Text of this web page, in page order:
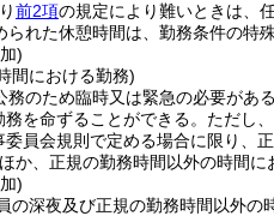
前2項の規定により難いときは、
られた休憩時間は、勤務条件の特
)
間における勤務)
務のため臨時又は緊急の必要がある
を命ずることができる。 ただし
員会規則で定める場合に限り、
か、正規の勤務時間以外の時間
)
の深夜及び正規の勤務時間以外の